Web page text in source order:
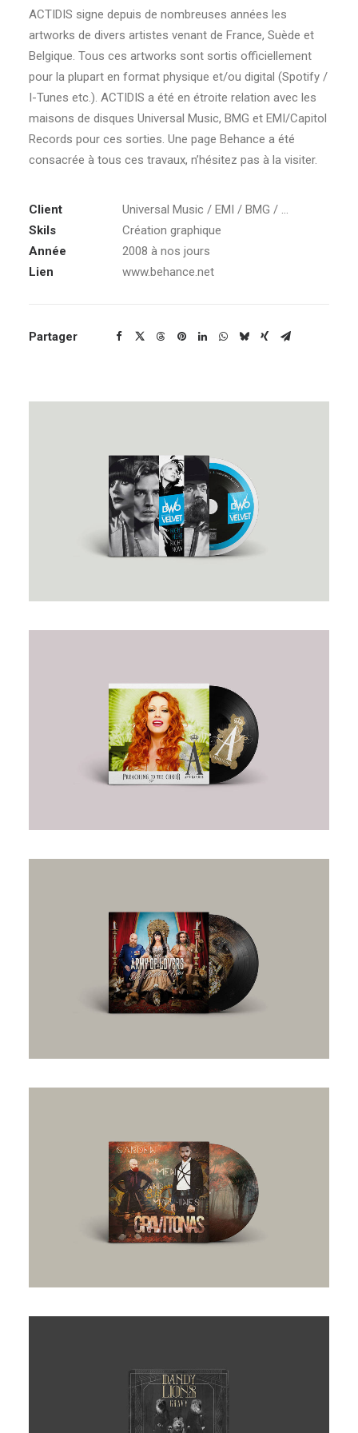
ACTIDIS signe depuis de nombreuses années les
artworks de divers artistes venant de France, Suède et
Belgique. Tous ces artworks sont sortis officiellement
pour la plupart en format physique et/ou digital (Spotify /
I-Tunes etc.). ACTIDIS a été en étroite relation avec les
maisons de disques Universal Music, BMG et EMI/Capitol
Records pour ces sorties. Une page Behance a été
consacrée à tous ces travaux, n’hésitez pas à la visiter.
Client
Universal Music / EMI / BMG / ...
Skils
Création graphique
Année
2008 à nos jours
Lien
www.behance.net
Partager